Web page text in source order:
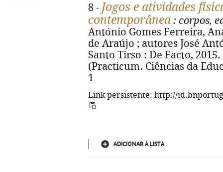
8 - Jogos e atividades
contemporânea : corpos,
António Gomes Ferreira,
de Araújo ; autores José
Santo Tirso : De Facto,
(Practicum. Ciências da
1
Link persistente: http://
ADICIONAR À LISTA